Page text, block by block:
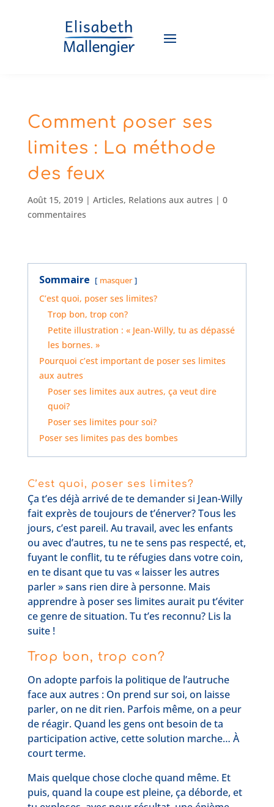
Comment poser ses
limites : La méthode
des feux
Août 15, 2019| Articles, Relations aux autres | 0
commentaires
Sommaire masquer
C’est quoi, poser ses limites?
Trop bon, trop con?
Petite illustration : « Jean-Willy, tu as dépassé
les bornes. »
Pourquoi c’est important de poser ses limites
aux autres
Poser ses limites aux autres, ça veut dire
quoi?
Poser ses limites pour soi?
Poser ses limites pas des bombes
C’est quoi, poser ses limites?
Ça t’es déjà arrivé de te demander si Jean-Willy
fait exprès de toujours de t’énerver? Tous les
jours, c’est pareil. Au travail, avec les enfants
ou avec d’autres, tu ne te sens pas respecté, et,
fuyant le conflit, tu te réfugies dans votre coin,
en te disant que tu vas « laisser les autres
parler » sans rien dire à personne. Mais
apprendre à poser ses limites aurait pu t’éviter
ce genre de situation. Tu t’es reconnu? Lis la
suite !
Trop bon, trop con?
On adopte parfois la politique de l’autruche
face aux autres : On prend sur soi, on laisse
parler, on ne dit rien. Parfois même, on a peur
de réagir. Quand les gens ont besoin de ta
participation active, cette solution marche… À
court terme.
Mais quelque chose cloche quand même. Et
puis, quand la coupe est pleine, ça déborde, et